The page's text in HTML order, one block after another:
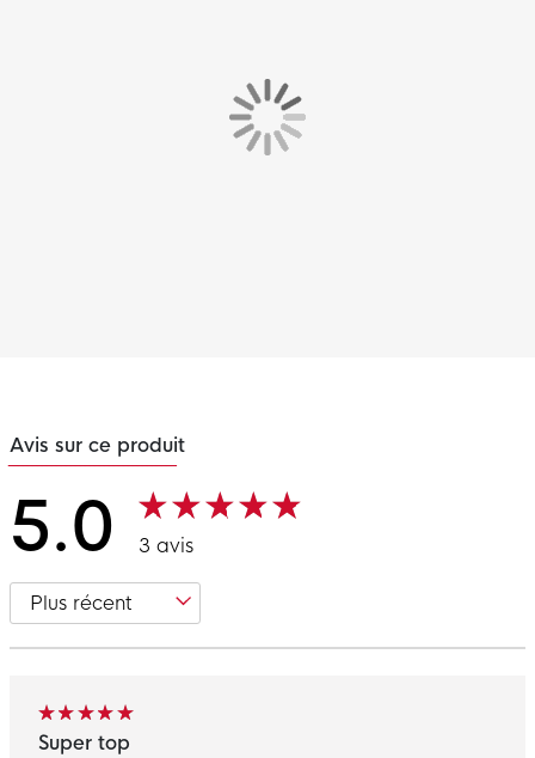
Avis sur ce produit
5.0 3 avis
Super top